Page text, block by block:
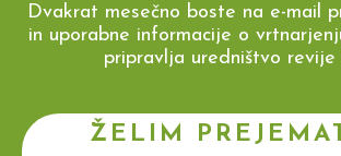
Dvakrat mesečno boste na e-mail
in uporabne informacije o
pripravlja uredništvo revije
ŽELIM